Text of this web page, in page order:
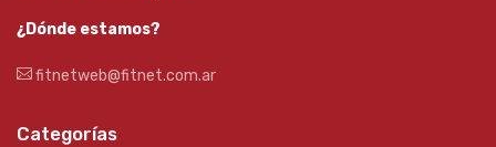
¿Dónde estamos?
fitnetweb@fitnet.com.ar
Categorías